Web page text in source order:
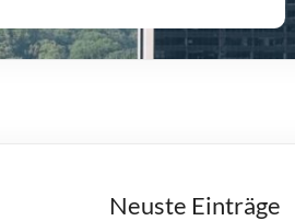
Neuste Einträge